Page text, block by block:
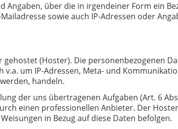
über die in irgendeiner Form ein
sowie auch IP-Adressen oder
(Hoster). Die personenbezogenen
um IP-Adressen, Meta- und
handeln.
der uns übertragenen Aufgaben (Art. 6
einen professionellen Anbieter. Der
in Bezug auf diese Daten befolgen.